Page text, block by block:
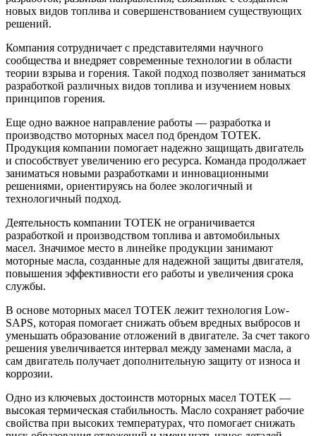
новых видов топлива и совершенствованием существующих
решений.
Компания сотрудничает с представителями научного
сообщества и внедряет современные технологии в области
теории взрыва и горения. Такой подход позволяет заниматься
разработкой различных видов топлива и изучением новых
принципов горения.
Еще одно важное направление работы — разработка и
производство моторных масел под брендом ТОТЕК.
Продукция компании помогает надежно защищать двигатель
и способствует увеличению его ресурса. Команда продолжает
заниматься новыми разработками и инновационными
решениями, ориентируясь на более экологичный и
технологичный подход.
Деятельность компании ТОТЕК не ограничивается
разработкой и производством топлива и автомобильных
масел. Значимое место в линейке продукции занимают
моторные масла, созданные для надежной защиты двигателя,
повышения эффективности его работы и увеличения срока
службы.
В основе моторных масел ТОТЕК лежит технология Low-
SAPS, которая помогает снижать объем вредных выбросов и
уменьшать образование отложений в двигателе. За счет такого
решения увеличивается интервал между заменами масла, а
сам двигатель получает дополнительную защиту от износа и
коррозии.
Одно из ключевых достоинств моторных масел ТОТЕК —
высокая термическая стабильность. Масло сохраняет рабочие
свойства при высоких температурах, что помогает снижать